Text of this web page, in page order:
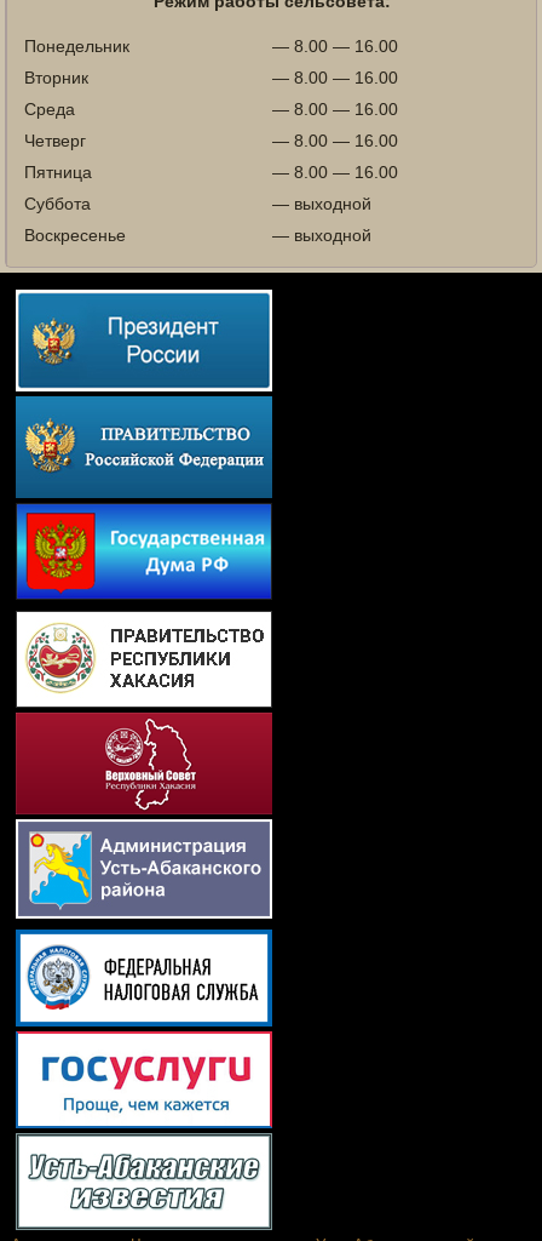
Понедельник
— 8.00 — 16.00
Вторник
— 8.00 — 16.00
Среда
— 8.00 — 16.00
Четверг
— 8.00 — 16.00
Пятница
— 8.00 — 16.00
Суббота
— выходной
Воскресенье
— выходной